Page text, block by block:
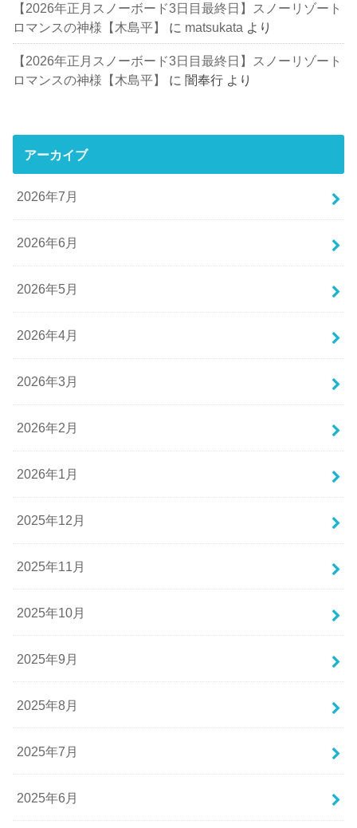
【2026年正月スノーボード3日目最終日】スノーリゾート
ロマンスの神様【木島平】
に matsukata より
【2026年正月スノーボード3日目最終日】スノーリゾート
ロマンスの神様【木島平】
に闇奉行 より
アーカイブ
2026年7月
2026年6月
2026年5月
2026年4月
2026年3月
2026年2月
2026年1月
2025年12月
2025年11月
2025年10月
2025年9月
2025年8月
2025年7月
2025年6月